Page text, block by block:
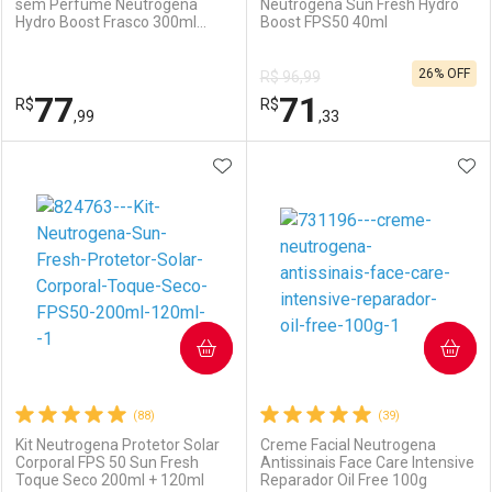
Comprar sem Desconto
Por R$ 31,19/cada
Por R$ 31,19/cada
Comprar sem Desconto
Por R$ 166,00/cada
Comprar sem Desconto
Por R$ 166,00/cada
sem Perfume Neutrogena
Hydro Boost Frasco 300ml
R$77,99
Laboratório
Por Menos
Neutrogena Sun Fresh Hydro
Boost FPS50 40ml
R$ 96,99
R$71 ,33
26% OFF
Laboratório
Por Menos
(88)
Kit Neutrogena Protetor Solar
Corporal FPS 50 Sun Fresh
Toque Seco 200ml + 120ml
ADICIONAR AOS FAVORITOS
COMPRAR
(39)
Creme Facial Neutrogena
Antissinais Face Care Intensive
Reparador Oil Free 100g
COMPRAR